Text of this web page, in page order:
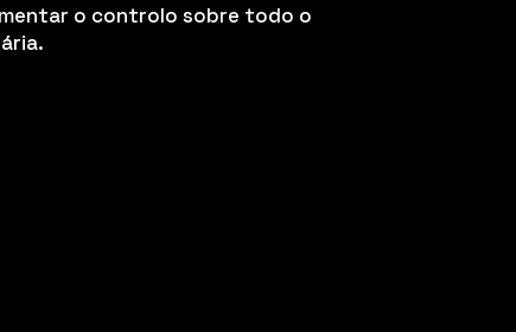
o controlo sobre todo o